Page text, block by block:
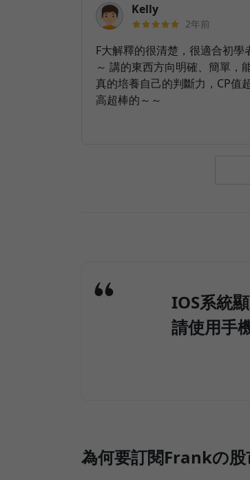
Kelly
2年前
F大解釋的很清楚，很適合初學
～ 講的東西方向明確、簡單，
真的培養自己的判斷力，CP值
高超棒的～～
IOS系統
請使用手
為何要訂閱Frankの股